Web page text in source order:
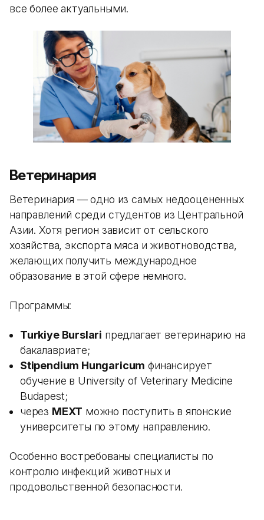
все более актуальными.
Ветеринария
Ветеринария — одно из самых недооцененных
направлений среди студентов из Центральной
Азии. Хотя регион зависит от сельского
хозяйства, экспорта мяса и животноводства,
желающих получить международное
образование в этой сфере немного.
Программы:
Turkiye Burslari предлагает ветеринарию на
бакалавриате;
Stipendium Hungaricum финансирует
обучение в University of Veterinary Medicine
Budapest;
через MEXT можно поступить в японские
университеты по этому направлению.
Особенно востребованы специалисты по
контролю инфекций животных и
продовольственной безопасности.